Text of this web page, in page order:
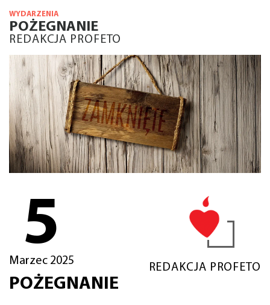
WYDARZENIA
POŻEGNANIE
REDAKCJA PROFETO
5
Marzec 2025
REDAKCJA PROFETO
POŻEGNANIE